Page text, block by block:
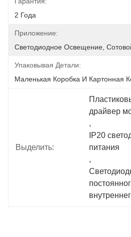
2 Года
Приложение:
Светодиодное Освещение,
Упаковывая Детали:
Маленькая Коробка И Картонная
Выделить:
драйвер
,
IP20
питания
,